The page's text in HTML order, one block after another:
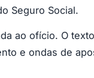
Seguro Social.
ao ofício. O
e ondas de